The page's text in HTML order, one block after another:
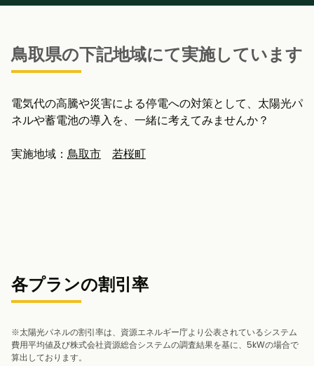
鳥取県の下記地域にて実施しています
電気代の高騰や災害による停電への対策として、太陽光パ
ネルや蓄電池の導入を、一緒に考えてみませんか？
実施地域： 鳥取市 若桜町
各プランの割引率
※太陽光パネルの割引率は、資源エネルギー庁より公表されているシステム
費用平均値及び株式会社資源総合システムの調査結果を基に、5kWの場合で
算出しております。